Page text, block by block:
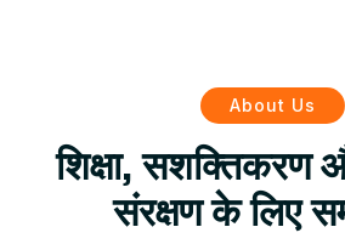
About Us
शिक्षा, सशक्तिकरण
संरक्षण के लिए